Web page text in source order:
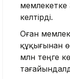
мемлекетке
келтірді.
Оған
құқығынан
млн теңге